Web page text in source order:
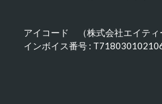
アイコード （株式会社エイティ
インボイス番号 :